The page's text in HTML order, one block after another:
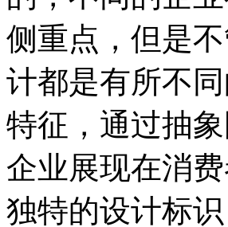
侧重点，但是
计都是有所不
特征，通过抽
企业展现在消
独特的设计标